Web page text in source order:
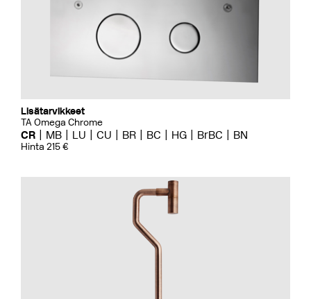
Lisätarvikkeet
TA Omega Chrome
CR MB LU CU BR BC HG BrBC BN
Hinta 215 €